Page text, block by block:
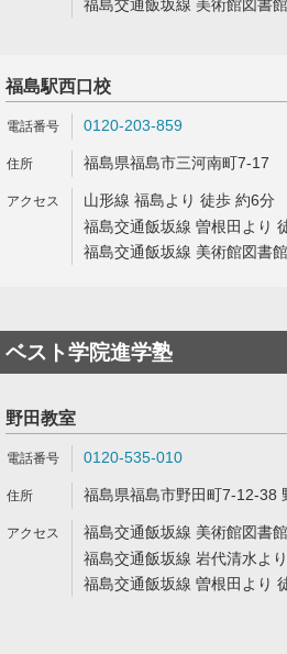
福島交通飯坂線 美術館図書
福島駅西口校
0120-203-859
福島県福島市三河南町7-17
山形線 福島より 徒歩 約6分
福島交通飯坂線 曽根田より
福島交通飯坂線 美術館図書
ベスト学院進学塾
野田教室
0120-535-010
福島県福島市野田町7-12-38
福島交通飯坂線 美術館図書
福島交通飯坂線 岩代清水よ
福島交通飯坂線 曽根田より